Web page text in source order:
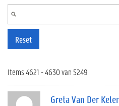
Reset
Items 4621 - 4630 van 5249
Greta Van Der